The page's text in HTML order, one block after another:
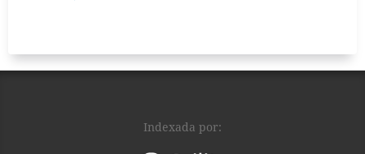
Indexada por: